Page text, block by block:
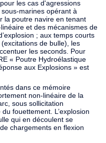
les cas d'agressions
marines opérant à
la poutre navire en tenant
et des mécanismes de
; aux temps courts
de bulle), les
les seconds. Pour
« Poutre Hydroélastique
aux Explosions » est
dans ce mémoire
non-linéaire de la
sous sollicitation
fouettement. L’explosion
qui en découlent se
chargements en flexion